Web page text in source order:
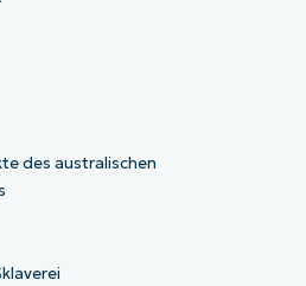
des australischen